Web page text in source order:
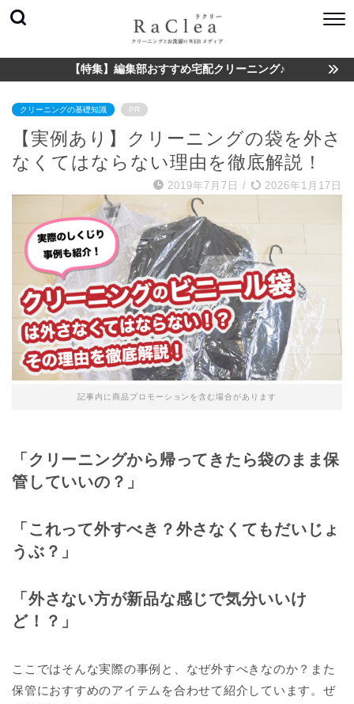
【特集】編集部おすすめ宅配クリーニング♪
クリーニングの基礎知識 PR
【実例あり】クリーニングの袋を外さ
なくてはならない理由を徹底解説！
2019年7月7日 / 2026年1月17日
記事内に商品プロモーションを含む場合があります
「クリーニングから帰ってきたら袋のまま保
管していいの？」
「これって外すべき？外さなくてもだいじょ
うぶ？」
「外さない方が新品な感じで気分いいけ
ど！？」
ここではそんな実際の事例と、なぜ外すべきなのか？また
保管におすすめのアイテムを合わせて紹介しています。ぜ